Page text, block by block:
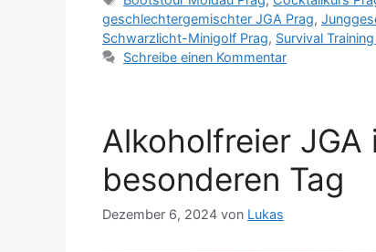
geschlechtergemischter JGA Prag,
Schwarzlicht-Minigolf Prag, Survival
Schreibe einen Kommentar
Alkoholfreier JGA
besonderen Tag
Dezember 6, 2024 von Lukas